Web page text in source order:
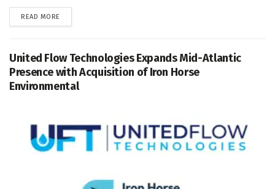
READ MORE
United Flow Technologies Expands Mid-Atlantic
Presence with Acquisition of Iron Horse
Environmental